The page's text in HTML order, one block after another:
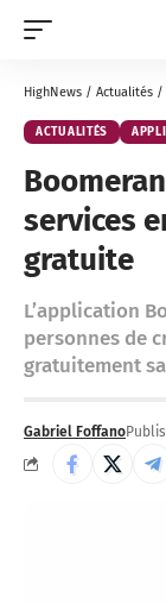
HighNews / Actualités /
ACTUALITÉS
services
gratuite
L’application
personnes de
gratuitement
Gabriel Foffano